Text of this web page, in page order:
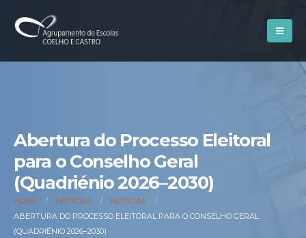
Abertura do Processo Eleitoral
para o Conselho Geral
(Quadriénio 2026–2030)
HOME NOTÍCIAS
NOTÍCIAS
ABERTURA DO PROCESSO ELEITORAL PARA O CONSELHO GERAL
(QUADRIÉNIO 2026–2030)